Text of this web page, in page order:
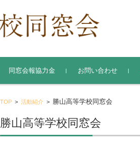
同窓会報協力金 お問い合わせ
TOP >活動紹介 > 勝山高等学校同窓会
勝山高等学校同窓会